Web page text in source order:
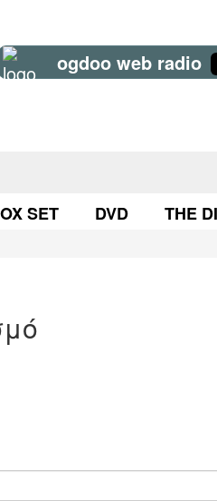
ogdoo web radio
SET DVD THE